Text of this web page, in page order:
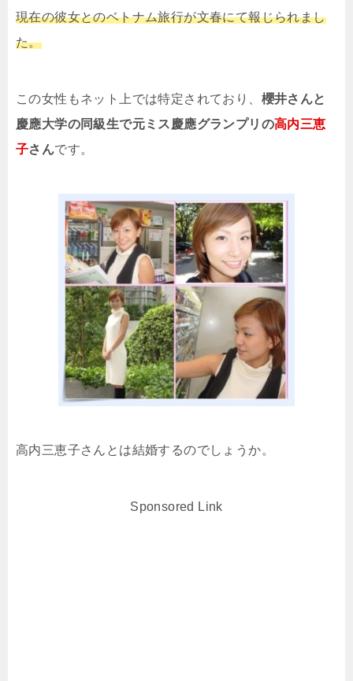
現在の彼女とのベトナム旅行が文春にて報じられまし
た。
この女性もネット上では特定されており、 櫻井さんと
慶應大学の同級生で元ミス慶應グランプリの高内三恵
子さんです。
高内三恵子さんとは結婚するのでしょうか。
Sponsored Link